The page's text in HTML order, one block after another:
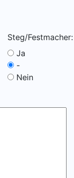
Steg/Festmacher:
Ja
-
Nein